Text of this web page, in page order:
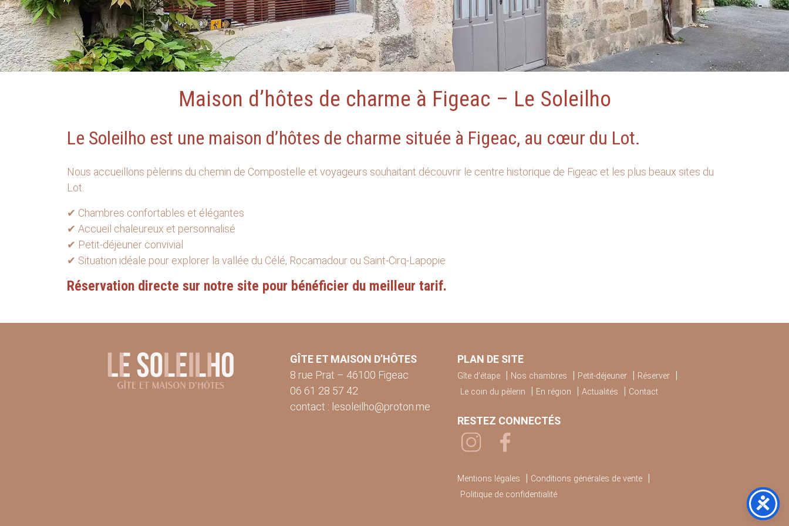
Maison d’hôtes de charme à Figeac – Le Soleilho
Le Soleilho est une maison d’hôtes de charme située à Figeac, au cœur du Lot.
Nous accueillons pèlerins du chemin de Compostelle et voyageurs souhaitant découvrir le centre historique de Figeac et les plus beaux sites du
Lot.
✔ Chambres confortables et élégantes
✔ Accueil chaleureux et personnalisé
✔ Petit-déjeuner convivial
✔ Situation idéale pour explorer la vallée du Célé, Rocamadour ou Saint-Cirq-Lapopie
Réservation directe sur notre site pour bénéficier du meilleur tarif.
GÎTE ET MAISON D’HÔTES
8 rue Prat – 46100 Figeac
06 61 28 57 42
contact : lesoleilho@proton.me
PLAN DE SITE
Gîte d’étape Nos chambres Petit-déjeuner
Réserver
Le coin du pèlerin
En région Actualités Contact
RESTEZ CONNECTÉS
Mentions légales
Conditions générales de vente
Politique de confidentialité